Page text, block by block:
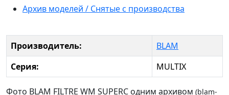
Архив моделей / Снятые с производства
Производитель:
BLAM
Серия:
MULTIX
Фото BLAM FILTRE WM SUPERC одним архивом (blam-